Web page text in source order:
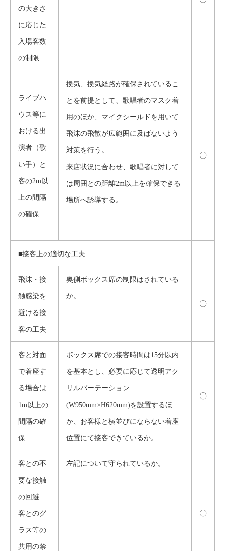
の大きさ
に応じた
入場客数
の制限
ライブハ
ウス等に
おける出
演者（歌
い手）と
客の2m以
上の間隔
の確保
換気、換気経路が確保されているこ
とを前提として、歌唱者のマスク着
用のほか、マイクシールドを用いて
飛沫の飛散が広範囲に及ばないよう
対策を行う。
来店状況に合わせ、歌唱者に対して
は周囲との距離2m以上を確保できる
場所へ誘導する。
〇
■接客上の適切な工夫
飛沫・接
触感染を
避ける接
客の工夫
奥側ボックス席の制限はされている
か。
〇
客と対面
で着座す
る場合は
1m以上の
間隔の確
保
ボックス席での接客時間は15分以内
を基本とし、必要に応じて透明アク
リルパーテーション
(W950mm×H620mm)を設置するほ
か、お客様と横並びにならない着座
位置にて接客できているか。
〇
客との不
要な接触
の回避
客とのグ
ラス等の
共用の禁
左記について守られているか。
〇